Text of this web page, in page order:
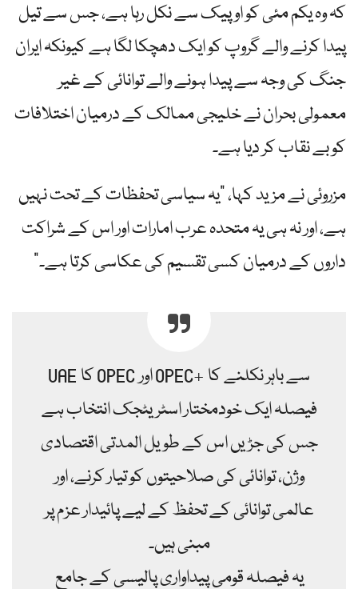
کہ وہ یکم مئی کو اوپیک سے نکل رہا ہے، جس سے تیل
پیدا کرنے والے گروپ کو ایک دھچکا لگا ہے کیونکہ ایران
جنگ کی وجہ سے پیدا ہونے والے توانائی کے غیر
معمولی بحران نے خلیجی ممالک کے درمیان اختلافات
کو بے نقاب کر دیا ہے۔
مزروئی نے مزید کہا، "یہ سیاسی تحفظات کے تحت نہیں
ہے، اور نہ ہی یہ متحدہ عرب امارات اور اس کے شراکت
داروں کے درمیان کسی تقسیم کی عکاسی کرتا ہے۔”
UAE کا OPEC اور OPEC+ سے باہر نکلنے کا
فیصلہ ایک خودمختار اسٹریٹجک انتخاب ہے
جس کی جڑیں اس کے طویل المدتی اقتصادی
وژن، توانائی کی صلاحیتوں کو تیار کرنے، اور
عالمی توانائی کے تحفظ کے لیے پائیدار عزم پر
مبنی ہیں۔
یہ فیصلہ قومی پیداواری پالیسی کے جامع